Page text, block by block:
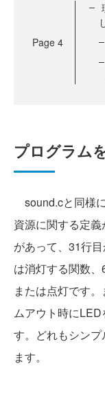
Page 4
プログラム
sound.cと同様
資源に関する定
があって、31行
は消灯する関数
または点灯です
ムアウト時に
す。どれもシン
ます。